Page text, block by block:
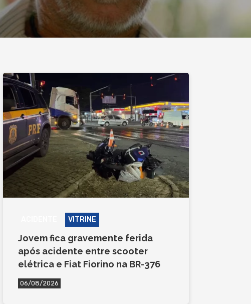
VITRINE
Jovem fica gravemente ferida
após acidente entre scooter
elétrica e Fiat Fiorino na BR-376
06/08/2026